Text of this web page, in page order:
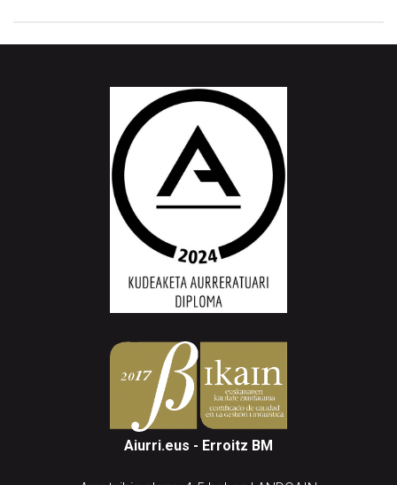
Aiurri.eus - Erroitz BM